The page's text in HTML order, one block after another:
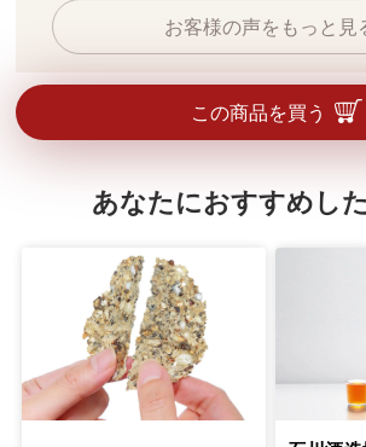
お客様の声をもっと見
この商品を買う
あなたにおすすめし